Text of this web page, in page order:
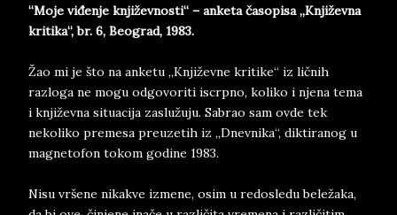
“Moje viđenje književnosti“ – anketa časopisa „Književna
kritika“, br. 6, Beograd, 1983.
Žao mi je što na anketu „Književne kritike“ iz ličnih
razloga ne mogu odgovoriti iscrpno, koliko i njena tema
i književna situacija zaslužuju. Sabrao sam ovde tek
nekoliko premesa preuzetih iz „Dnevnika“, diktiranog u
magnetofon tokom godine 1983.
Nisu vršene nikakve izmene, osim u redosledu beležaka,